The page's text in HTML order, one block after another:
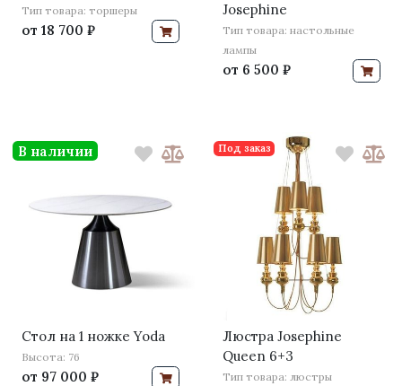
Тип товара: торшеры
от 18 700 ₽
Josephine
Тип товара: настольные
лампы
от 6 500 ₽
Стол на 1 ножке Yoda
Высота: 76
от 97 000 ₽
В наличии
Люстра Josephine
Queen 6+3
Тип товара: люстры
Под заказ